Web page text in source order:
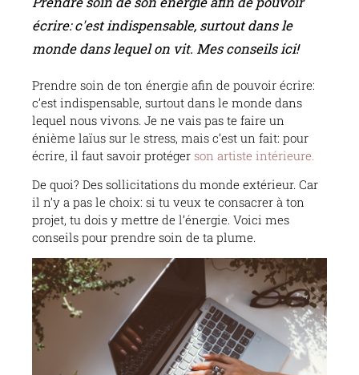
écrire: c'est indispensable, surtout dans le
monde dans lequel on vit. Mes conseils ici!
Prendre soin de ton énergie afin de pouvoir écrire:
c’est indispensable, surtout dans le monde dans
lequel nous vivons. Je ne vais pas te faire un
énième laïus sur le stress, mais c’est un fait: pour
écrire, il faut savoir protéger son artiste intérieure.
De quoi? Des sollicitations du monde extérieur. Car
il n’y a pas le choix: si tu veux te consacrer à ton
projet, tu dois y mettre de l’énergie. Voici mes
conseils pour prendre soin de ta plume.